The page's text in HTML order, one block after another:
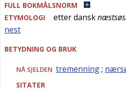
FULL BOKMÅLSNORM
ETYMOLOGI
etterdansk
nest
BETYDNING OG BRUK
NÅ SJELDEN tremenning;
SITATER